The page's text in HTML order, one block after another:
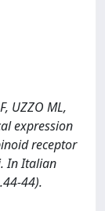
UZZO ML,
expression
receptor
In Italian
44).